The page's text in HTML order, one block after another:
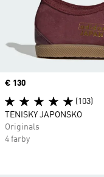
Price
€ 130
(103)
TENISKY JAPONSKO
Originals
4 farby